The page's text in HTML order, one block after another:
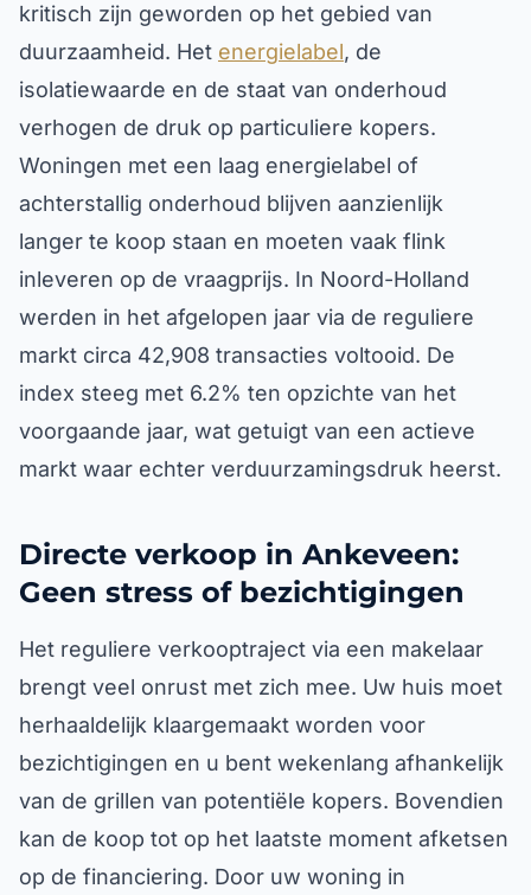
kritisch zijn geworden op het gebied van
duurzaamheid. Het energielabel, de
isolatiewaarde en de staat van onderhoud
verhogen de druk op particuliere kopers.
Woningen met een laag energielabel of
achterstallig onderhoud blijven aanzienlijk
langer te koop staan en moeten vaak flink
inleveren op de vraagprijs. In Noord-Holland
werden in het afgelopen jaar via de reguliere
markt circa 42,908 transacties voltooid. De
index steeg met 6.2% ten opzichte van het
voorgaande jaar, wat getuigt van een actieve
markt waar echter verduurzamingsdruk heerst.
Directe verkoop in Ankeveen:
Geen stress of bezichtigingen
Het reguliere verkooptraject via een makelaar
brengt veel onrust met zich mee. Uw huis moet
herhaaldelijk klaargemaakt worden voor
bezichtigingen en u bent wekenlang afhankelijk
van de grillen van potentiële kopers. Bovendien
kan de koop tot op het laatste moment afketsen
op de financiering. Door uw woning in